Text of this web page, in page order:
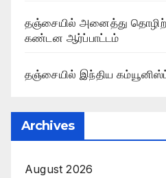
தஞ்சையில் அனைத்து
கண்டன ஆர்ப்பாட்டம்
தஞ்சையில் இந்திய
Archives
August 2026